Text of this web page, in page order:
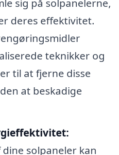
sig på solpanelerne,
deres effektivitet.
teknikker og
til at fjerne disse
at beskadige
solpaneler kan